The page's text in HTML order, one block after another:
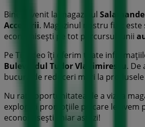
Bine ai venit la magazinul
Accesorii. Magazinul nostru fizic
economisești pe tot parcursul lunii
Pe Tiendeo îți oferim toate
Bulevardul Tudor Vladimirescu. De
bucura de reduceri mari la
Nu rata oportunitatea de a vizita
explorezi promoțiile pe care le avem
economisești chiar astăzi!